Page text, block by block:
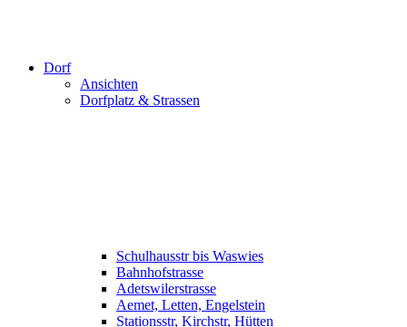
Dorf
Ansichten
Dorfplatz & Strassen
Schulhausstr bis Waswies
Bahnhofstrasse
Adetswilerstrasse
Aemet, Letten, Engelstein
Stationsstr, Kirchstr, Hütten